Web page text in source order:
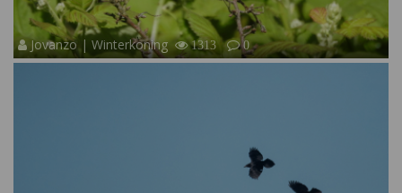
Jovanzo | Winterkoning 1313 0